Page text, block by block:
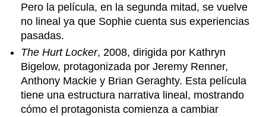
Pero la película, en la segunda mitad, se vuelve
no lineal ya que Sophie cuenta sus experiencias
pasadas.
The Hurt Locker, 2008, dirigida por Kathryn
Bigelow, protagonizada por Jeremy Renner,
Anthony Mackie y Brian Geraghty. Esta película
tiene una estructura narrativa lineal, mostrando
cómo el protagonista comienza a cambiar